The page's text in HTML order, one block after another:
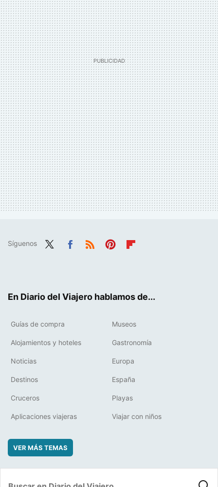
Síguenos
En Diario del Viajero hablamos de...
Guías de compra Museos
Alojamientos y hoteles Gastronomía
Noticias Europa
Destinos España
Cruceros Playas
Aplicaciones viajeras Viajar con niños
VER MÁS TEMAS